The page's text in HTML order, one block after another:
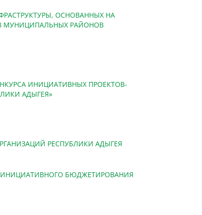
ОСНОВАННЫХ НА
МУНИЦИПАЛЬНЫХ РАЙОНОВ
ИНИЦИАТИВНЫХ ПРОЕКТОВ-
АДЫГЕЯ»
РЕСПУБЛИКИ АДЫГЕЯ
БЮДЖЕТИРОВАНИЯ